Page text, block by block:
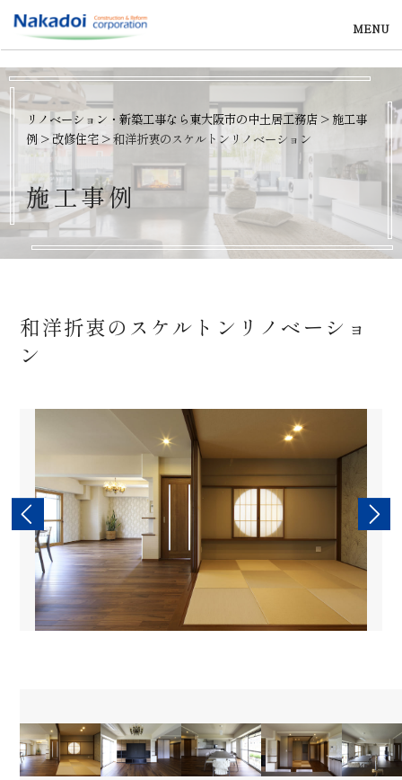
MENU
リノベーション・新築工事なら東大阪市の中土居工務店 > 施工事
例 >改修住宅 >和洋折衷のスケルトンリノベーション
施工事例
和洋折衷のスケルトンリノベーショ
ン